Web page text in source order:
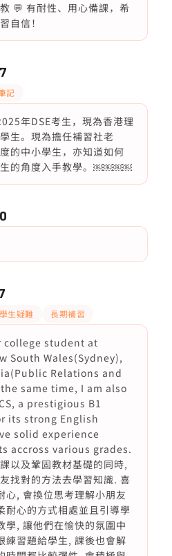
💬 有耐性、用心備課，希
自信！
記
年DSE考生，現為香港理
生。現為擔任補習社老
的中小學生，亦知道如何
生的角度入手教學。￼￼￼￼
生疑難 長期補習
college student at
South Wales(Sydney),
Relations and
same time, I am also
a prestigious B1
its strong English
solid experience
accross various grades.
以及鞏固教材基礎的同時,
找對的方法去學習知識. 喜
心, 會換位思考理解小朋友
耐心的方式相處並且引導學
學, 讓他們在愉快的氛圍中
練習題給學生, 課後也會解